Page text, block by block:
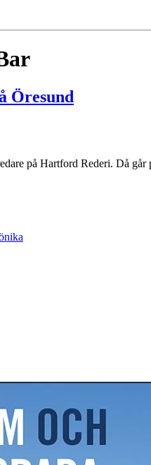
Öresund
på Hartford Rederi. Då